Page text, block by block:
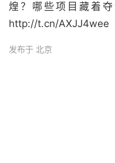
煌？哪些项目藏着
http://t.cn/AXJJ4wee ​
发布于 北京